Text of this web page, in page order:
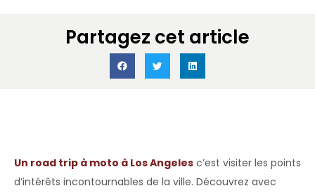
Partagez cet article
Un road trip à moto à Los Angeles c’est visiter les points
d’intérêts incontournables de la ville. Découvrez avec